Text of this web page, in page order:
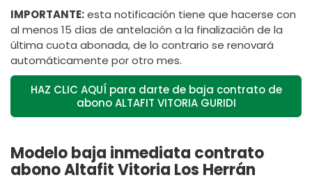
IMPORTANTE:esta notificación tiene que hacerse con
al menos 15 días de antelación a la finalización de la
última cuota abonada, de lo contrario se renovará
automáticamente por otro mes.
HAZ CLIC AQUÍ para darte de baja contrato de
abono ALTAFIT VITORIA GURIDI
Modelo baja inmediata contrato
abono Altafit Vitoria Los Herrán